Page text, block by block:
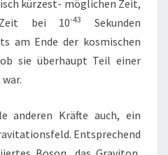
kürzest- möglichen Zeit,
Zeit bei 10-43
Sekunden
am Ende der kosmischen
sie überhaupt Teil einer
anderen Kräfte auch, ein
Entsprechend